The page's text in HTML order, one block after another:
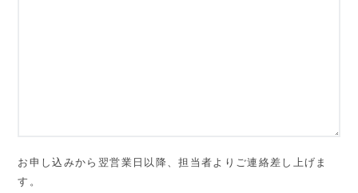
お申し込みから翌営業日以降、担当者よりご連絡差し上げま
す。